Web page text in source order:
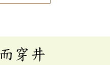
穿井